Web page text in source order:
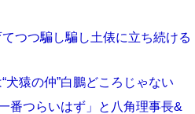
つつ騙し騙し土俵に立ち続ける
猿の仲”白鵬どころじゃない
番つらいはず」と八角理事長&